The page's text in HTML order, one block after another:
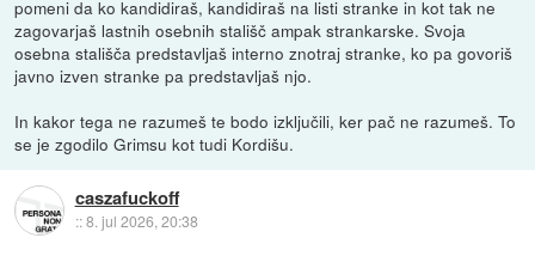
pomeni da ko kandidiraš, kandidiraš na listi stranke in kot tak ne
zagovarjaš lastnih osebnih stališč ampak strankarske. Svoja
osebna stališča predstavljaš interno znotraj stranke, ko pa govoriš
javno izven stranke pa predstavljaš njo.
In kakor tega ne razumeš te bodo izključili, ker pač ne razumeš. To
se je zgodilo Grimsu kot tudi Kordišu.
caszafuckoff
::8. jul 2026, 20:38